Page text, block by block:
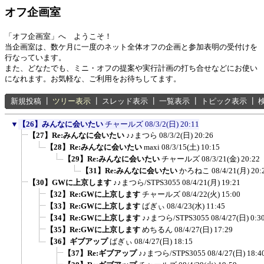
オフ企画室
「オフ企画室」へ ようこそ！
当企画室は、数ケ月に一度のネット全体オフの企画と参加表明の受付けを
行なっています。
また、どなたでも、ミニ・オフの提案や実行計画の打ち合せなどにお使い
になれます。お気軽な、ご利用をお待ちしてます。
新規投稿 ツリー表示 スレッド表示 一覧表示 トピック表示
▼ 【26】みんなに会いたい チャールズ 08/3/2(日) 20:11
【27】Re:みんなに会いたい ♪♪まつら 08/3/2(日) 20:26
【28】Re:みんなに会いたい maxi 08/3/15(土) 10:15
【29】Re:みんなに会いたい チャールズ 08/3/21(金) 20:22
【31】Re:みんなに会いたい かろねこ 08/4/21(月)
【30】GWに上京します ♪♪まつら/STPS3055 08/4/21(月) 19:21
【32】Re:GWに上京します チャールズ 08/4/22(火) 15:00
【33】Re:GWに上京します ばぎぃ 08/4/23(水) 11:45
【34】Re:GWに上京します ♪♪まつら/STPS3055 08/4/27(日) 0:30
【35】Re:GWに上京します めちるん 08/4/27(日) 17:29
【36】ギブアップばぎぃ 08/4/27(日) 18:15
【37】Re:ギブアップ ♪♪まつら/STPS3055 08/4/27(日)